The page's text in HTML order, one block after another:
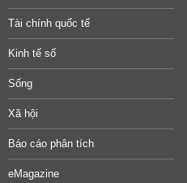
Tài chính quốc tế
Kinh tế số
Sống
Xã hội
Báo cáo phân tích
eMagazine